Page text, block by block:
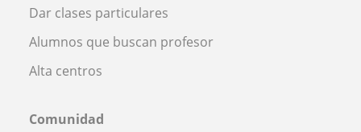
Dar clases particulares
Alumnos que buscan profesor
Alta centros
Comunidad